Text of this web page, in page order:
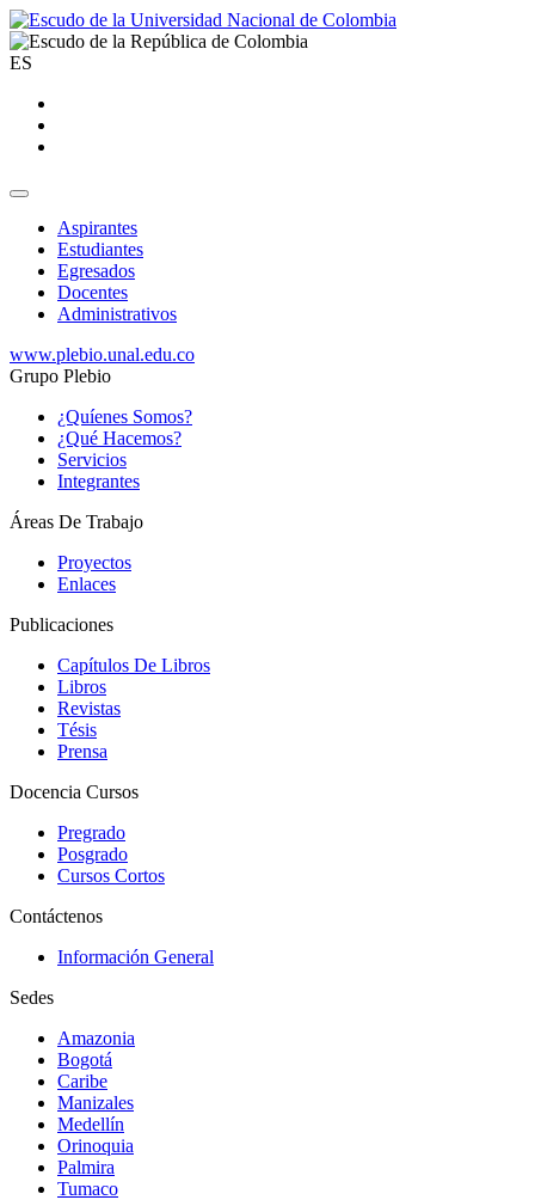
ES
Aspirantes
Estudiantes
Egresados
Docentes
Administrativos
www.plebio.unal.edu.co
Grupo Plebio
¿Quíenes Somos?
¿Qué Hacemos?
Servicios
Integrantes
Áreas De Trabajo
Proyectos
Enlaces
Publicaciones
Capítulos De Libros
Libros
Revistas
Tésis
Prensa
Docencia Cursos
Pregrado
Posgrado
Cursos Cortos
Contáctenos
Información General
Sedes
Amazonia
Bogotá
Caribe
Manizales
Medellín
Orinoquia
Palmira
Tumaco